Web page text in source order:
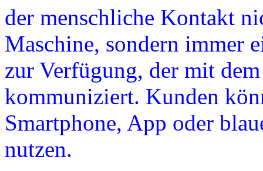
der menschliche Kontakt
Maschine, sondern immer
zur Verfügung, der mit
kommuniziert. Kunden
Smartphone, App oder
nutzen.